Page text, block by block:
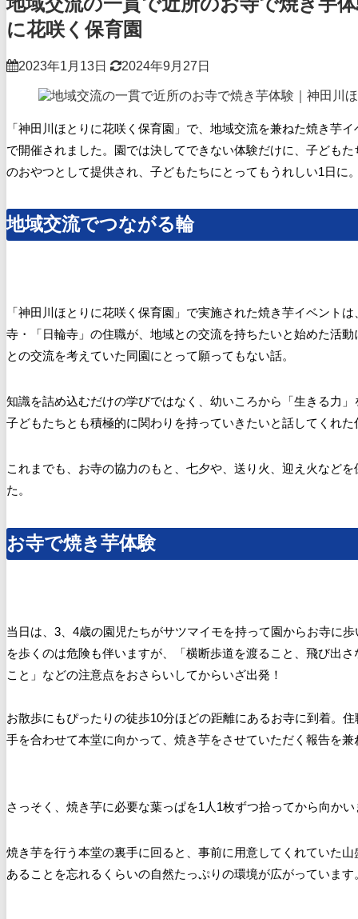
に花咲く保育園
2023年1月13日 2024年9月27日
「神田川ほとりに花咲く保育園」で、地域交流を兼ねた焼き芋
で開催されました。園では決してできない体験だけに、子ども
のおやつとして提供され、子どもたちにとってもうれしい1日に
地域交流でつながる輪
「神田川ほとりに花咲く保育園」で実施された焼き芋イベント
寺・「日輪寺」の住職が、地域との交流を持ちたいと始めた活
との交流を考えていた同園にとって願ってもない話。
知識を詰め込むだけの学びではなく、幼いころから「生きる力
子どもたちとも積極的に関わりを持っていきたいと話してくれた
これまでも、お寺の協力のもと、七夕や、送り火、迎え火など
た。
お寺で焼き芋体験
当日は、3、4歳の園児たちがサツマイモを持って園からお寺に
を歩くのは危険も伴いますが、「横断歩道を渡ること、飛び出
こと」などの注意点をおさらいしてからいざ出発！
お散歩にもぴったりの徒歩10分ほどの距離にあるお寺に到着。
手を合わせて本堂に向かって、焼き芋をさせていただく報告を
さっそく、焼き芋に必要な葉っぱを1人1枚ずつ拾ってから向かい
焼き芋を行う本堂の裏手に回ると、事前に用意してくれていた
あることを忘れるくらいの自然たっぷりの環境が広がっています